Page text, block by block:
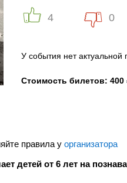
4 0
У события нет актуальной
Стоимость билетов: 400
правила у организатора
детей от 6 лет на